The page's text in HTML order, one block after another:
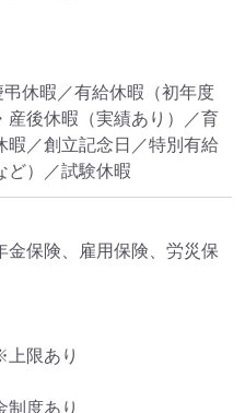
休暇／有給休暇（初年度
産後休暇（実績あり）／育
暇／創立記念日／特別有給
ど）／試験休暇
保険、雇用保険、労災保
限あり
制度あり